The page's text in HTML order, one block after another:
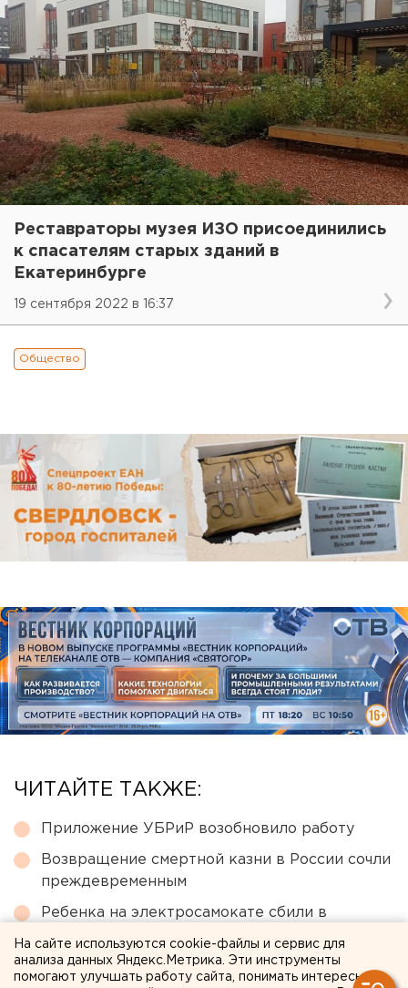
Реставраторы музея ИЗО присоединились
к спасателям старых зданий в
Екатеринбурге
19 сентября 2022 в 16:37
Общество
ЧИТАЙТЕ ТАКЖЕ:
Приложение УБРиР возобновило работу
Возвращение смертной казни в России сочли
преждевременным
Ребенка на электросамокате сбили в
Свердловский титановый гигант получил
На сайте используются cookie-файлы и сервис для
анализа данных Яндекс.Метрика. Эти инструменты
помогают улучшать работу сайта, понимать интересы